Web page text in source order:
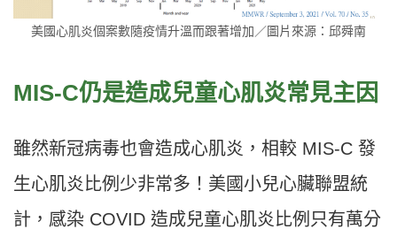
美國心肌炎個案數隨疫情升溫而跟著增加／圖片來源：邱舜南
MIS-C仍是造成兒童心肌炎常見主因
雖然新冠病毒也會造成心肌炎，相較 MIS-C 發
生心肌炎比例少非常多！美國小兒心臟聯盟統
計，感染 COVID 造成兒童心肌炎比例只有萬分